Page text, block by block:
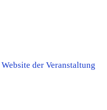
Website der Veranstaltung